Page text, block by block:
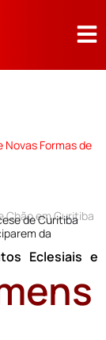
Novas Formas de
Chão em Curitiba
de Curitiba
da
Eclesiais e